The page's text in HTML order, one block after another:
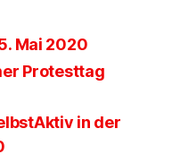
Mai 2020
Protesttag
in der